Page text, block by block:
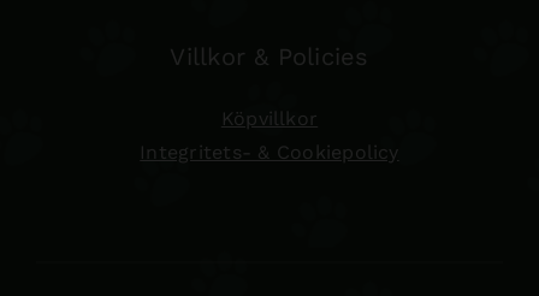
Villkor & Policies
Köpvillkor
Integritets- & Cookiepolicy